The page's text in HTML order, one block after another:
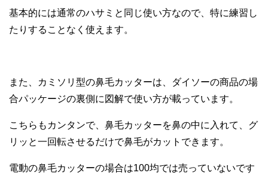
基本的には通常のハサミと同じ使い方なので、特に練習し
たりすることなく使えます。
また、カミソリ型の鼻毛カッターは、ダイソーの商品の場
合パッケージの裏側に図解で使い方が載っています。
こちらもカンタンで、鼻毛カッターを鼻の中に入れて、グ
リッと一回転させるだけで鼻毛がカットできます。
電動の鼻毛カッターの場合は100均では売っていないです